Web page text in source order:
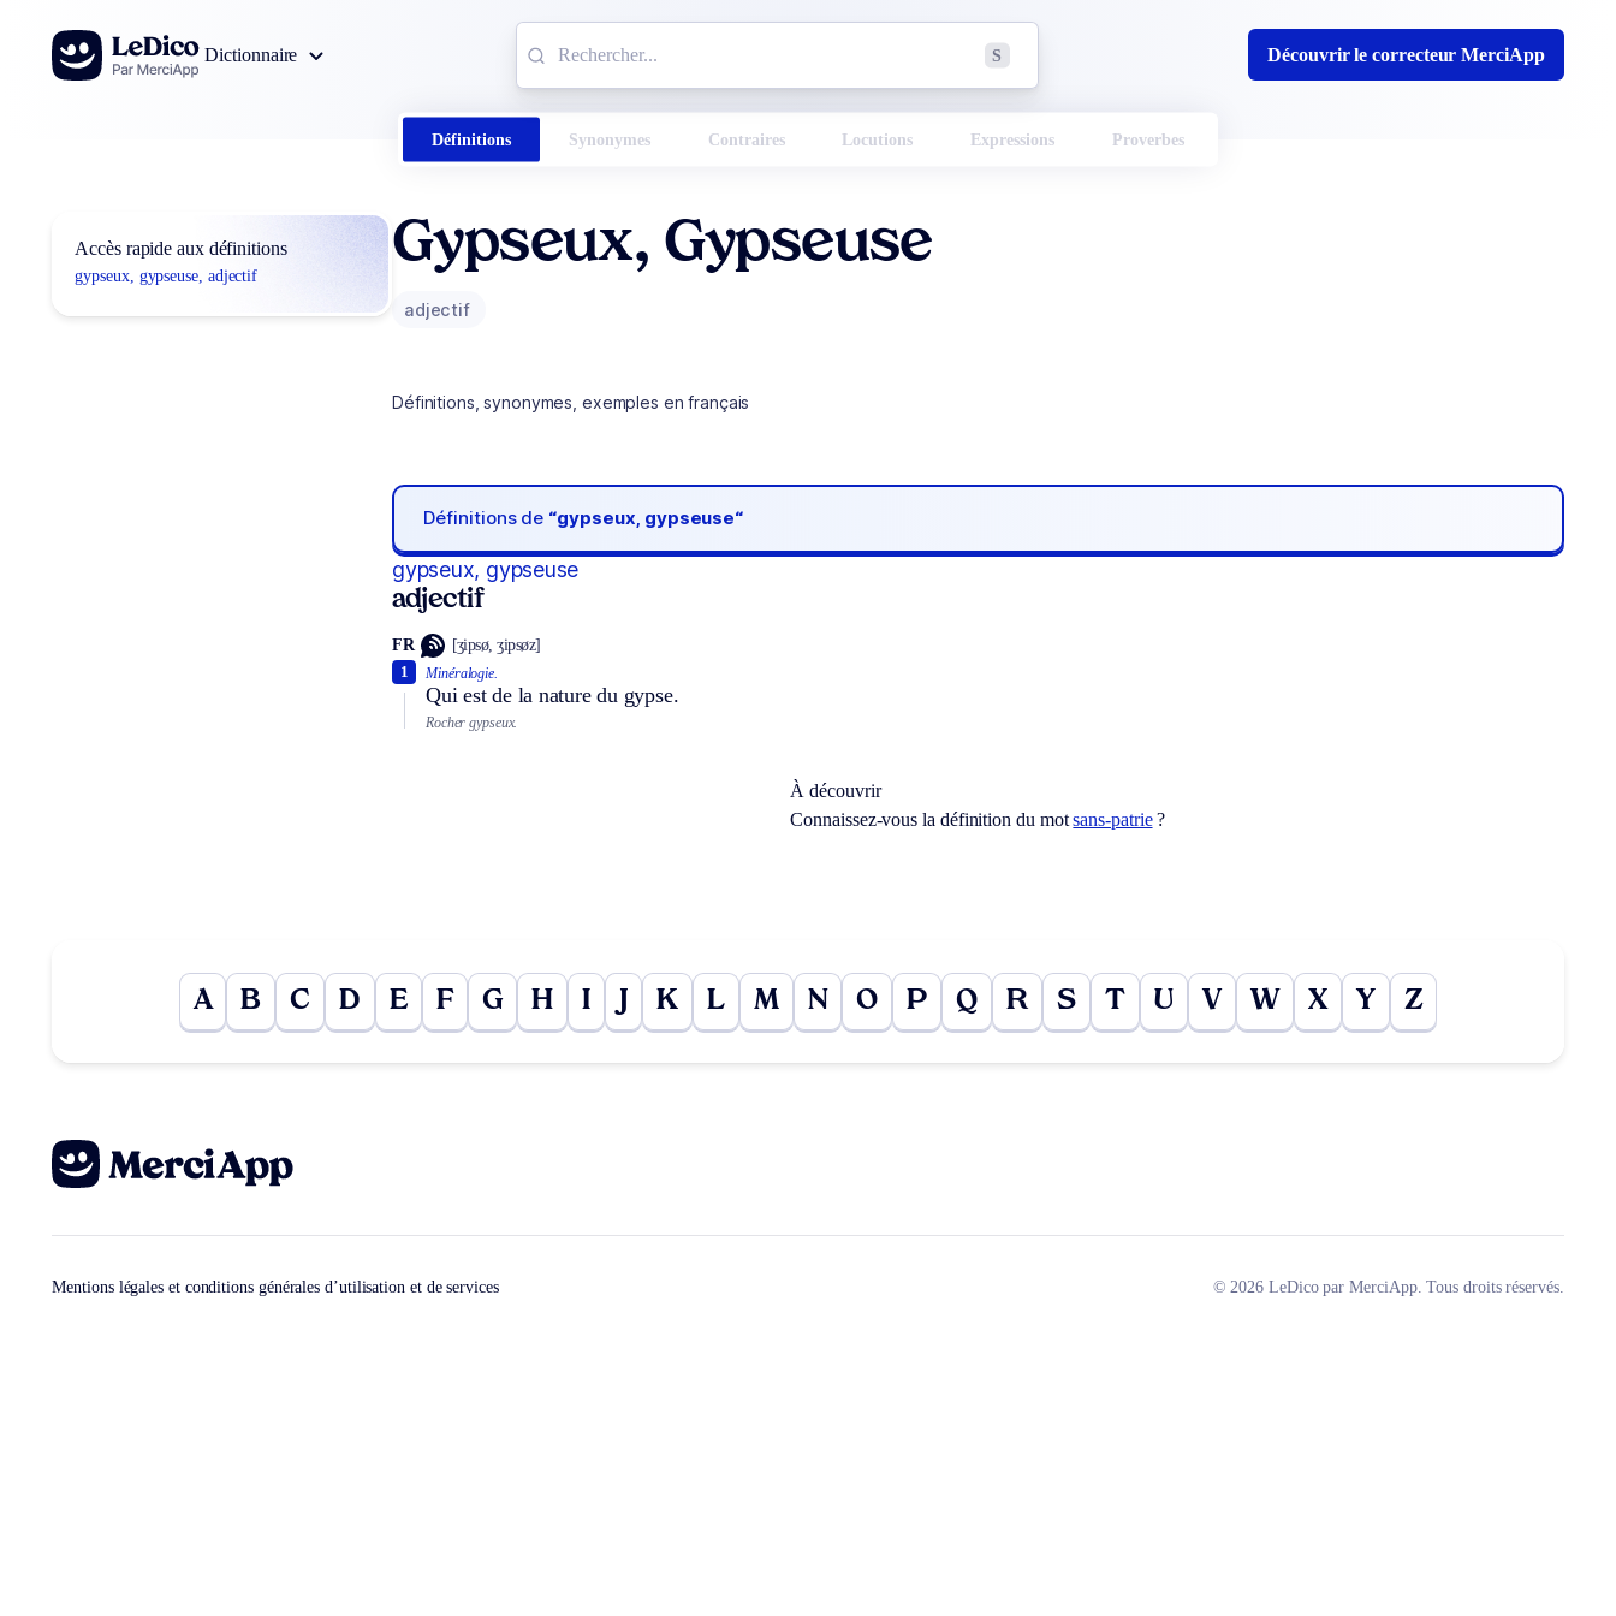
Aller au contenu
Dictionnaire
S Découvrir le correcteur MerciApp
Définitions Synonymes Contraires Locutions Expressions Proverbes
Accès rapide aux définitions
gypseux, gypseuse, adjectif
Gypseux, Gypseuse
adjectif
Définitions, synonymes, exemples en français
Définitions de “gypseux, gypseuse“
gypseux, gypseuse
adjectif
FR [ʒipsø, ʒipsøz]
Minéralogie.
Qui est de la nature du gypse.
1
Rocher gypseux.
À découvrir
Connaissez-vous la définition du motsans-patrie?
A B C D E F G H I J K L M N O P Q R S T U V W X Y Z
Mentions légales et conditions générales d’utilisation et de services © 2026 LeDico par MerciApp. Tous droits réservés.